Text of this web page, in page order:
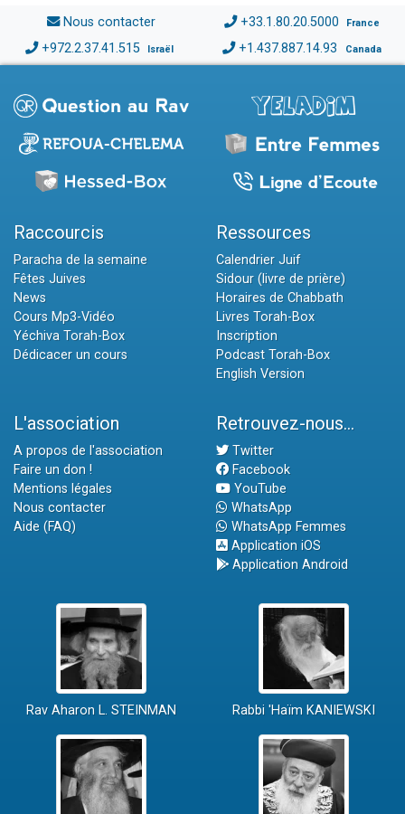
Nous contacter +33.1.80.20.5000 France
+972.2.37.41.515 Israël +1.437.887.14.93 Canada
Raccourcis
Paracha de la semaine
Fêtes Juives
News
Cours Mp3-Vidéo
Yéchiva Torah-Box
Dédicacer un cours
Ressources
Calendrier Juif
Sidour (livre de prière)
Horaires de Chabbath
Livres Torah-Box
Inscription
Podcast Torah-Box
English Version
L'association
A propos de l'association
Faire un don !
Mentions légales
Nous contacter
Aide (FAQ)
Retrouvez-nous...
Twitter
Facebook
YouTube
WhatsApp
WhatsApp Femmes
Application iOS
Application Android
Rav Aharon L. STEINMAN Rabbi 'Haïm KANIEWSKI